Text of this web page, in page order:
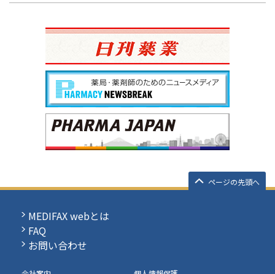
ページの先頭へ
MEDIFAX webとは
FAQ
お問い合わせ